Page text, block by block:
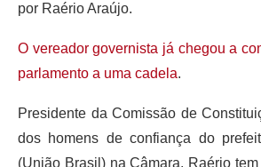
por Raério Araújo.
O vereador governista já chegou a
parlamento a uma cadela.
Presidente da Comissão de
dos homens de confiança do
(União Brasil) na Câmara, Raério